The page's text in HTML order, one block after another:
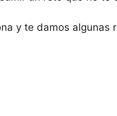
y te damos algunas